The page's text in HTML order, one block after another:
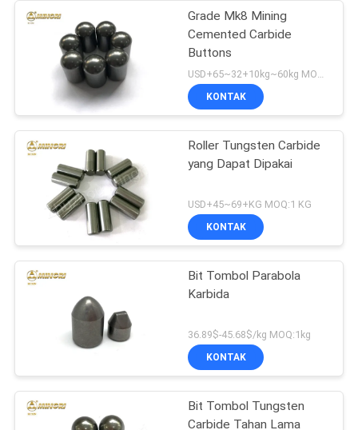
Grade Mk8 Mining
Cemented Carbide
Buttons
USD+65~32+10kg~60kg MOQ:5 kg
KONTAK
Roller Tungsten Carbide
yang Dapat Dipakai
USD+45~69+KG MOQ:1 KG
KONTAK
Bit Tombol Parabola
Karbida
36.89$-45.68$/kg MOQ:1kg
KONTAK
Bit Tombol Tungsten
Carbide Tahan Lama